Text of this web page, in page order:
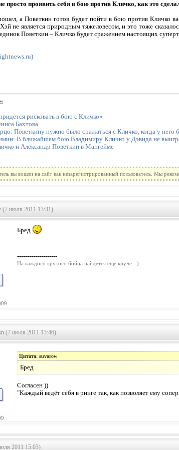
просто проявить себя в бою против Кличко, как это
а Поветкин готов будет пойти в бою против Кличко
не является природным тяжеловесом, и это тоже
Поветкин – Кличко будет сражением настоящих
рисковать в бою с Кличко»
Бахтова
Поветкину нужно было сражаться с Кличко, когда у него
В ближайшем бою Владимиру Кличко у Дэвида не
и Александр Поветкин в Мангейме
вы вошли на сайт как незарегистрированный пользователь. Мы
(7 июля 2011 13:31)
Бред
--------------------
На каждого крутого бойца найдётся ещё круче :-)
(7 июля 2011 13:46)
Цитата: suvorow
Бред
Согласен ))
"Каждый ведёт себя в ринге так, как позволяет ему
2011 15:03)